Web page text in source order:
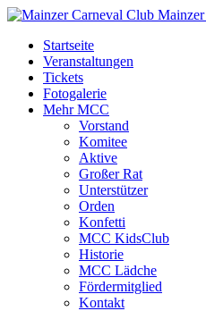
Startseite
Veranstaltungen
Tickets
Fotogalerie
Mehr MCC
Vorstand
Komitee
Aktive
Großer Rat
Unterstützer
Orden
Konfetti
MCC KidsClub
Historie
MCC Lädche
Fördermitglied
Kontakt